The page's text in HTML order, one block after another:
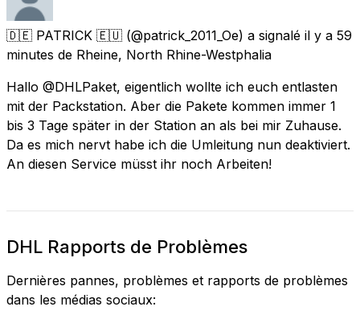
🇩🇪 PATRICK 🇪🇺 (@patrick_2011_Oe) a signalé il y a 59
minutes de Rheine, North Rhine-Westphalia
Hallo @DHLPaket, eigentlich wollte ich euch entlasten
mit der Packstation. Aber die Pakete kommen immer 1
bis 3 Tage später in der Station an als bei mir Zuhause.
Da es mich nervt habe ich die Umleitung nun deaktiviert.
An diesen Service müsst ihr noch Arbeiten!
DHL Rapports de Problèmes
Dernières pannes, problèmes et rapports de problèmes
dans les médias sociaux: